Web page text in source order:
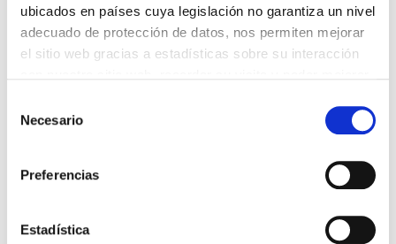
ubicados en países cuya legislación no garantiza un nivel
adecuado de protección de datos, nos permiten mejorar
el sitio web gracias a estadísticas sobre su interacción
el uso que haga del sitio web con nuestros partners de
información que les haya proporcionado o que hayan
recopilado a partir del uso que haya hecho de sus
preferencias.
Necesario
Preferencias
EstadísticaARTE Y